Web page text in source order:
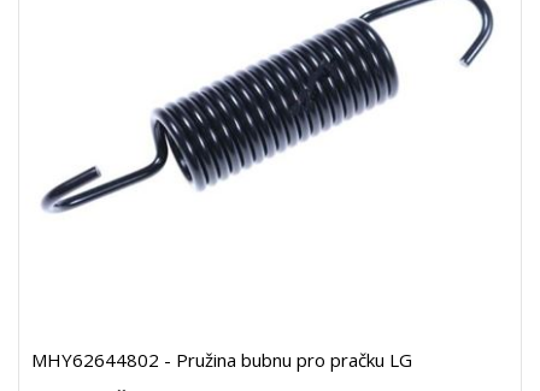
MHY62644802 - Pružina bubnu pro pračku LG